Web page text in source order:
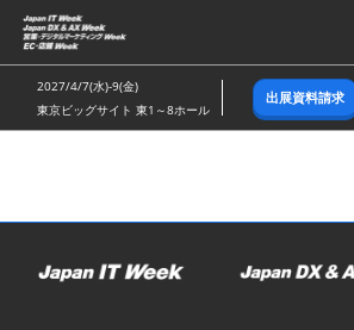
ス
キ
ッ
し
む
2027/4/7(水)-9(金)
東京ビッグサイト 東1～8ホール
出展資料請求